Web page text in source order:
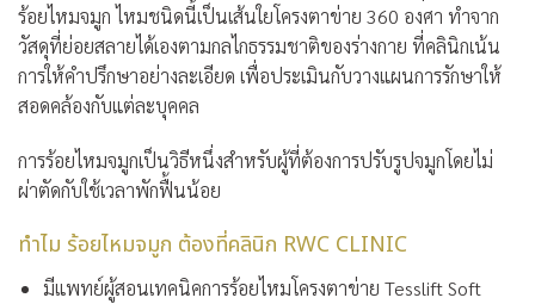
ร้อยไหมจมูก ไหมชนิดนี้เป็นเส้นใยโครงตาข่าย 360 องศา ทำจาก
วัสดุที่ย่อยสลายได้เองตามกลไกธรรมชาติของร่างกาย ที่คลินิกเน้น
การให้คำปรึกษาอย่างละเอียด เพื่อประเมินกับวางแผนการรักษาให้
สอดคล้องกับแต่ละบุคคล
การร้อยไหมจมูกเป็นวิธีหนึ่งสำหรับผู้ที่ต้องการปรับรูปจมูกโดยไม่
ผ่าตัดกับใช้เวลาพักฟื้นน้อย
ทำไม ร้อยไหมจมูก ต้องที่คลินิก RWC CLINIC
มีแพทย์ผู้สอนเทคนิคการร้อยไหมโครงตาข่าย Tesslift Soft